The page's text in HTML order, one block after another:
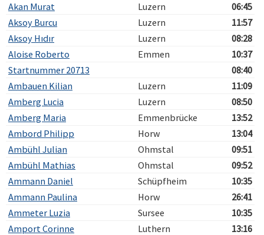
Akan Murat
Luzern
06:45
Aksoy Burcu
Luzern
11:57
Aksoy Hıdır
Luzern
08:28
Aloise Roberto
Emmen
10:37
Startnummer 20713
08:40
Ambauen Kilian
Luzern
11:09
Amberg Lucia
Luzern
08:50
Amberg Maria
Emmenbrücke
13:52
Ambord Philipp
Horw
13:04
Ambühl Julian
Ohmstal
09:51
Ambühl Mathias
Ohmstal
09:52
Ammann Daniel
Schüpfheim
10:35
Ammann Paulina
Horw
26:41
Ammeter Luzia
Sursee
10:35
Amport Corinne
Luthern
13:16